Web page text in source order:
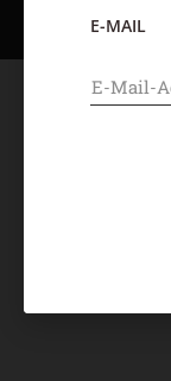
E-MAIL